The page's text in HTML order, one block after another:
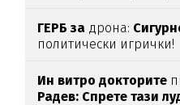
ГЕРБ за дрона:
политически игрички!
Ин витро докторите
Радев: Спрете тази